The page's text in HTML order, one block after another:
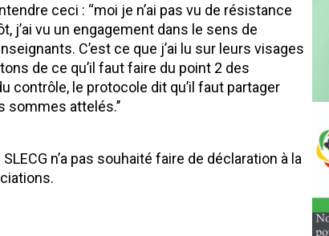
ceci : ‘‘moi je n’ai pas vu de résistance
j’ai vu un engagement dans le sens de
C’est ce que j’ai lu sur leurs visages
de ce qu’il faut faire du point 2 des
contrôle, le protocole dit qu’il faut partager
attelés.’’
n’a pas souhaité faire de déclaration à la